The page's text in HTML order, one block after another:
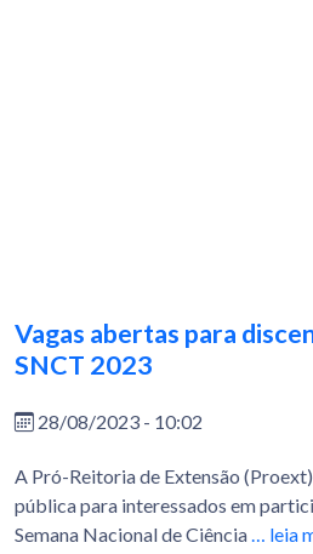
Vagas abertas para
SNCT 2023
28/08/2023 - 10:02
A Pró-Reitoria de Extensão
pública para interessados em
Semana Nacional de Ciência… leia